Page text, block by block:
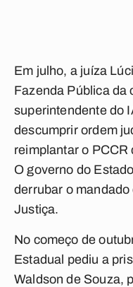
Em julho, a juíza
Fazenda Pública da
superintendente do
descumprir ordem
reimplantar o PCCR
O governo do
derrubar o
Justiça.
No começo de
Estadual pediu a
Waldson de Souza,